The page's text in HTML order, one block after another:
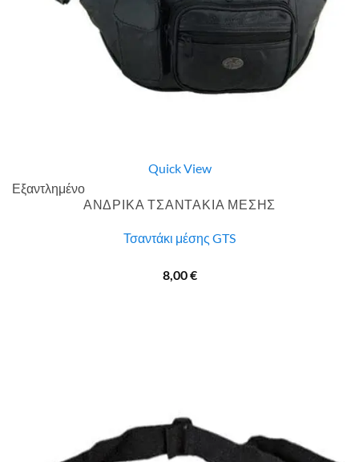
Quick View
Εξαντλημένο
ΑΝΔΡΙΚΑ ΤΣΑΝΤΑΚΙΑ ΜΕΣΗΣ
Τσαντάκι μέσης GTS
8,00€